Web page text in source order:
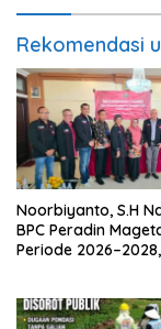
Rekomendasi
Noorbiyanto, S.H
BPC Peradin
Periode